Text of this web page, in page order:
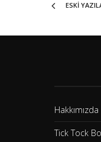
ESKI
Hakkımızda
Tick Tock